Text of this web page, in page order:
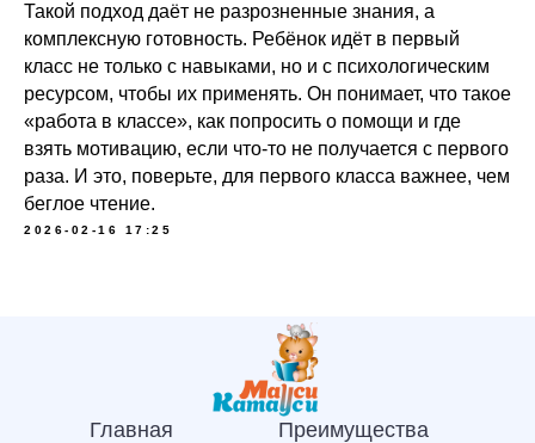
Такой подход даёт не разрозненные знания, а
комплексную готовность. Ребёнок идёт в первый
класс не только с навыками, но и с психологическим
ресурсом, чтобы их применять. Он понимает, что такое
«работа в классе», как попросить о помощи и где
взять мотивацию, если что-то не получается с первого
раза. И это, поверьте, для первого класса важнее, чем
беглое чтение.
2026-02-16 17:25
Главная
Преимущества